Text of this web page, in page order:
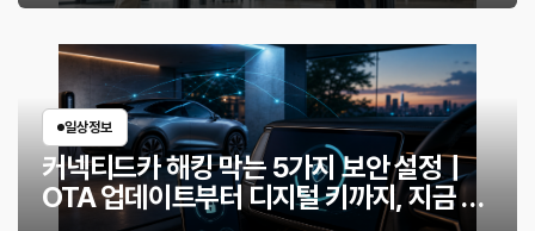
일상정보
커넥티드카 해킹 막는 5가지 보안 설정｜
OTA 업데이트부터 디지털 키까지, 지금 확